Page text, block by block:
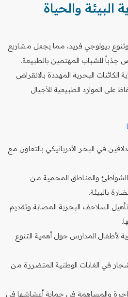
والحياة
بيولوجي فريد، مما يجعل مشاريع
جذباً للشباب المهتمين بالطبيعة.
البحرية المهددة بالانقراض
على الموارد الطبيعية للأجيال
في البحر الأدرياتيكي بالتعاون مع
والمناطق المحمية من
بالبيئة.
السلاحف البحرية المصابة وتقديم
لأطفال المدارس حول أهمية التنوع
في الغابات الوطنية المتضررة من
والمساهمة في حماية أعشاشها في